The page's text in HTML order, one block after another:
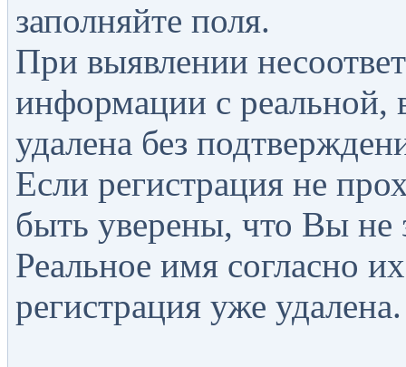
заполняйте поля.
При выявлении
информации с реальной,
удалена без
Если регистрация не
быть уверены, что Вы не
Реальное имя согласно
регистрация уже удалена.